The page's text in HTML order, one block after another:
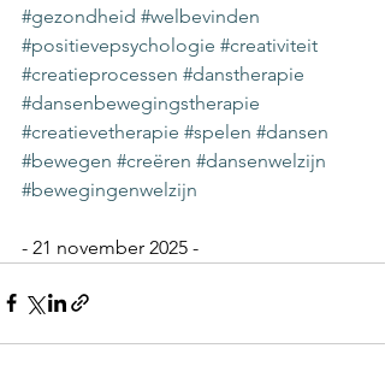
#gezondheid #welbevinden
#positievepsychologie #creativiteit
#creatieprocessen #danstherapie
#dansenbewegingstherapie
#creatievetherapie #spelen #dansen
#bewegen #creëren #dansenwelzijn
#bewegingenwelzijn
- 21 november 2025 -